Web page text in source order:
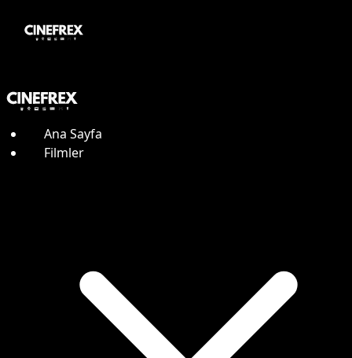
Ana Sayfa
Filmler